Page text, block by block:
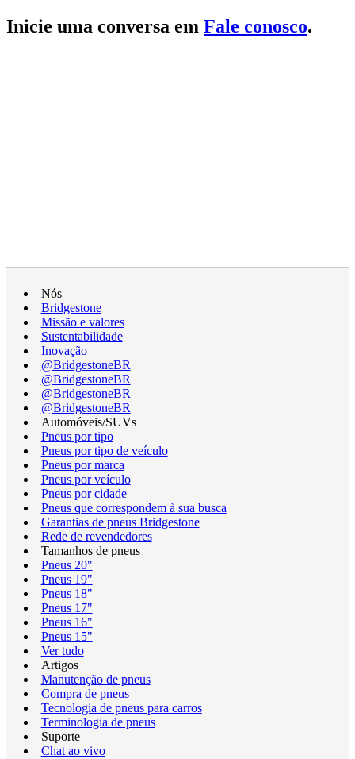
Inicie uma conversa em Fale conosco.
Nós
Bridgestone
Missão e valores
Sustentabilidade
Inovação
@BridgestoneBR
@BridgestoneBR
@BridgestoneBR
@BridgestoneBR
Automóveis/SUVs
Pneus por tipo
Pneus por tipo de veículo
Pneus por marca
Pneus por veículo
Pneus por cidade
Pneus que correspondem à sua busca
Garantias de pneus Bridgestone
Rede de revendedores
Tamanhos de pneus
Pneus 20"
Pneus 19"
Pneus 18"
Pneus 17"
Pneus 16"
Pneus 15"
Ver tudo
Artigos
Manutenção de pneus
Compra de pneus
Tecnologia de pneus para carros
Terminologia de pneus
Suporte
Chat ao vivo